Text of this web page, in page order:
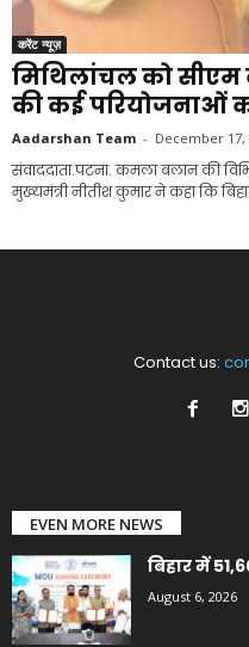
करेंट न्यूज़
मिथिलांचल को
की कई परियोजनाओं
Aadarshan Team - December 17,
संवाददाता.पटना. कमला बलान की
मुख्यमंत्री नीतीश कुमार ने कहा कि
Contact us:
EVEN MORE NEWS
बिहार में
August 6, 2026